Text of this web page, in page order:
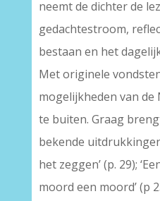
neemt de dichter de
gedachtestroom,
bestaan en het
Met originele
mogelijkheden van
te buiten. Graag
bekende
het zeggen’ (p. 29);
moord een moord’ (p